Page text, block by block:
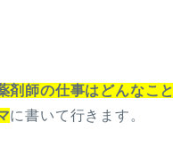
剤師の仕事はどんなこ
に書いて行きます。